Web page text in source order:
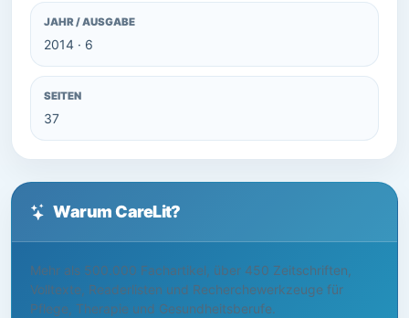
JAHR / AUSGABE
2014 · 6
SEITEN
37
Warum CareLit?
Mehr als 500.000 Fachartikel, über 450 Zeitschriften,
Volltexte, Readerlisten und Recherchewerkzeuge für
Pflege, Therapie und Gesundheitsberufe.